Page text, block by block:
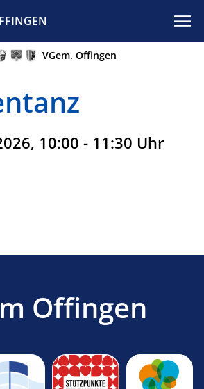
VGem. Offingen
10:00 - 11:30 Uhr
Offingen